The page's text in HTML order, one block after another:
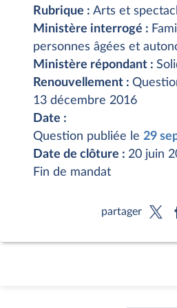
Rubrique : Arts et
Ministère interrogé :
personnes âgées et
Ministère répondant :
Renouvellement :
13 décembre 2016
Date :
Question publiée le 29
Date de clôture : 20 juin
Fin de mandat
partager